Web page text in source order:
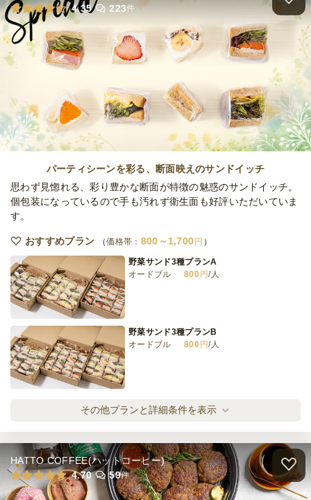
メキシカンオードブルプレミアムプラン
メキシカンオードブルスペシャルプラン
オードブル
3,000 /人
メキシカンケータリングライトプラン
オードブル
30,000円
締切
3日前19時
最低ご注文金額 0円
4.35
223件
パーティシーンを彩る、断面映えのサンドイッチ
思わず見惚れる、彩り豊かな断面が特徴の魅惑のサンドイッチ。
個包装になっているので手も汚れず衛生面も好評いただいていま
す。
おすすめプラン 価格帯： 800～1,700円
野菜サンド3種プランA
オードブル
800円/人
野菜サンド3種プランB
オードブル
800 円/人
オードブル
1,000円/人
野菜サンド5種プラン
オードブル
1,300円/人
その他プランと詳細条件を表示
HATTO COFFEE(ハットコーヒー)
4.70
59件